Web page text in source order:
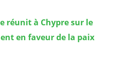
réunit à Chypre sur le
en faveur de la paix